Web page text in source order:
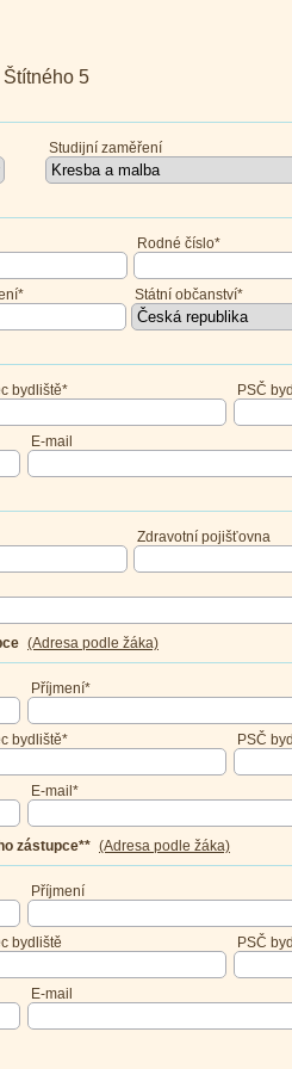
5
Studijní zaměření
Rodné číslo*
Státní občanství*
bydliště* PSČ
E-mail
Zdravotní pojišťovna
(Adresa podle žáka)
Příjmení*
bydliště* PSČ
E-mail*
zástupce** (Adresa podle žáka)
Příjmení
bydliště PSČ
E-mail